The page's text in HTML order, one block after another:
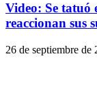
Video: Se tatuó
reaccionan sus
26 de septiembre de